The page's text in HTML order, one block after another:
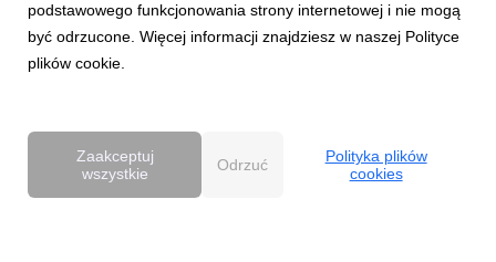
Dentsu rozwija w Polsce kompetencje Business
Transformation (BX), wzmacniając swoją pozycję w obszarze
transformacji biznesowej w erze AI. Zespół BX, którym
podstawowego funkcjonowania strony internetowej i nie mogą
być odrzucone. Więcej informacji znajdziesz w naszej Polityce
plików cookie.
Zaakceptuj
wszystkie
Odrzuć
Polityka plików
cookies